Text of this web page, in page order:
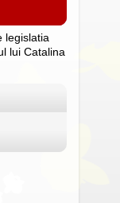
legislatia
lui Catalina